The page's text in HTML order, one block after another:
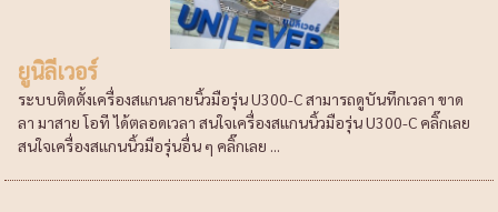
ยูนิลีเวอร์
ระบบติดตั้งเครื่องสแกนลายนิ้วมือรุ่น U300-C สามารถดูบันทึกเวลา ขาด
ลา มาสาย โอที ได้ตลอดเวลา สนใจเครื่องสแกนนิ้วมือรุ่น U300-C คลิ๊กเลย
สนใจเครื่องสแกนนิ้วมือรุ่นอื่น ๆ คลิ๊กเลย ...